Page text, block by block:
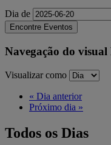
Dia de
Navegação do visual
Visualizar como
« Dia anterior
Próximo dia »
Todos os Dias